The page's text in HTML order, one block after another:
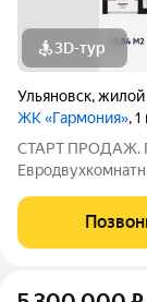
3D-тур
Ульяновск,жилой
ЖК «Гармония»,
СТАРТ ПРОДАЖ.
Евродвухкомнатная
больше
Свободный выбор